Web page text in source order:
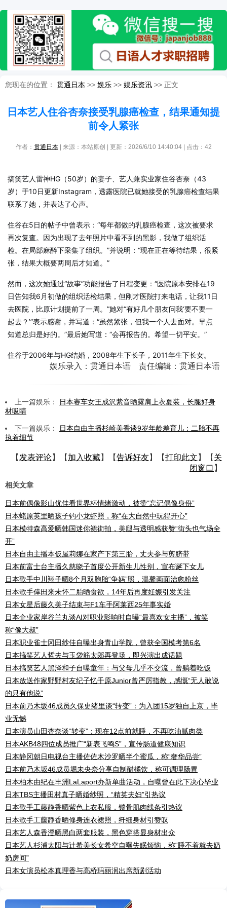
您现在的位置： 贯通日本 >> 娱乐 >> 娱乐资讯 >> 正文
日本艺人住谷杏奈接受乳腺癌检查，结果通知提
前令人紧张
作者： 贯通日本| 来源：本站原创 | 更新：2026/6/10 14:40:04 | 点击： 42
搞笑艺人雷神HG（50岁）的妻子、艺人兼实业家住谷杏奈（43
岁）于10日更新Instagram，透露医院已就她接受的乳腺癌检查结果
联系了她，并表达了心声。
住谷在5日的帖子中曾表示：“每年都做的乳腺癌检查，这次被要求
再次复查。因为出现了去年照片中看不到的黑影，我做了组织活
检。在局部麻醉下采集了组织。”并说明：“现在正在等待结果，很紧
张，结果大概要两周后才知道。”
然而，这次她通过“故事”功能报告了日程变更：“医院原本安排在19
日告知我6月初做的组织活检结果，但刚才医院打来电话，让我11日
去医院，比原计划提前了一周。”她对“有好几个朋友问我‘要不要一
起去？’”表示感谢，并写道：“虽然紧张，但我一个人去面对。早点
知道总归是好的。”最后她写道：“会再报告的。希望一切平安。”
住谷于2006年与HG结婚，2008年生下长子，2011年生下长女。
娱乐录入：贯通日本语 责任编辑：贯通日本语
上一篇娱乐：
日本赛车女王成沢紫音晒露肩上衣夏装，长腿好身
材吸睛
下一篇娱乐：
日本自由主播杉崎美香谈9岁年龄差育儿：二胎不再
执着细节
【 发表评论】【 加入收藏】【告诉好友】【打印此文 】【 关
闭窗口 】
相关文章
日本前偶像影山优佳看世界杯情绪激动，被赞“忘记偶像身份”
日本蛯原英里晒孩子钓小龙虾照，称“在大自然中玩得开心”
日本模特森高爱晒韩国迷你裙街拍，美腿与透明感获赞“街头也气场全
开”
日本自由主播本仮屋莉娜在家产下第三胎，丈夫参与剪脐带
日本前富士台主播久慈晓子首度公开新生儿性别，宣布诞下女儿
日本歌手中川翔子晒8个月双胞胎“争妈”照，温馨画面治愈粉丝
日本歌手倖田来未怀二胎晒食欲，14年后再度妊娠引发关注
日本女星后藤久美子结束与F1车手阿莱西25年事实婚
日本企业家岸谷兰丸谈AI对职业影响时自曝“最喜欢女主播”，被笑
称“像大叔”
日本职业雀士冈田纱佳自曝出身青山学院，曾获全国模考第6名
日本搞笑艺人哲夫与玉袋筋太郎再登场，即兴演出成话题
日本搞笑艺人黑泽和子自曝童年：与父母几乎不交流，曾躺着吃饭
日本放送作家野野村友纪子忆千原Junior曾严厉指教，感慨“无人敢说
的只有他说”
日本前乃木坂46成员久保史绪里谈“转变”：为入团15岁独自上京，毕
业无憾
日本演员山田杏奈谈“转变”：现在12点前就睡，不再吃油腻肉类
日本AKB48四位成员推广“新表飞鸣S”，宣传肠道健康知识
日本静冈朝日电视台主播佐佐木沙罗晒半个蜜瓜，称“奢华品尝”
日本前乃木坂46成员堀未央奈分享自制醋橘饮，称可调理肠胃
日本柏木由纪在丰洲LaLaport办新单曲活动，自曝曾在此下决心毕业
日本TBS主播田村真子晒婚纱照，“精英夫妇”引热议
日本歌手工藤静香晒紫色上衣私服，锁骨肌肉线条引热议
日本歌手工藤静香晒修身连衣裙照，纤细身材引赞叹
日本艺人森香澄晒黑白两套服装，黑色穿搭显身材出众
日本艺人杉浦太阳与辻希美长女希空自曝失眠烦恼，称“睡不着就去奶
奶房间”
日本女演员松本真理香与高桥玛丽润出席新剧活动